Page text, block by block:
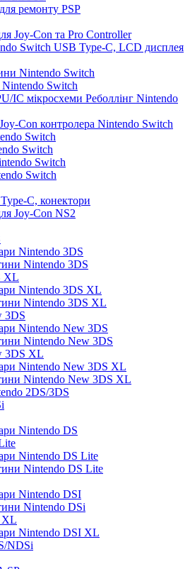
ремонту PSP
Joy-Con та Pro Controller
Switch USB Type-C, LCD дисплея
Nintendo Switch
Switch
IC мікросхеми Реболлінг Nintendo
Con контролера Nintendo Switch
Switch
Switch
Switch
Switch
C, конектори
Joy-Con NS2
Nintendo 3DS
Nintendo 3DS
XL
Nintendo 3DS XL
Nintendo 3DS XL
3DS
Nintendo New 3DS
Nintendo New 3DS
3DS XL
Nintendo New 3DS XL
Nintendo New 3DS XL
2DS/3DS
Nintendo DS
Nintendo DS Lite
Nintendo DS Lite
Nintendo DSI
Nintendo DSi
XL
Nintendo DSI XL
NDSi